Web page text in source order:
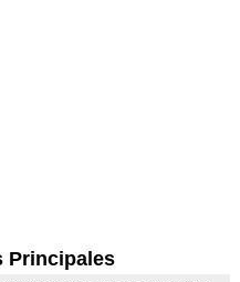
Principales